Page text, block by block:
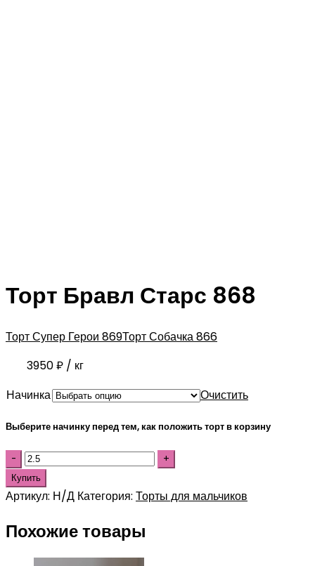
Торт Бравл Старс 868
Торт Супер Герои 869Торт Собачка 866
3950₽ / кг
Начинка
Очистить
Выберите начинку перед тем, как положить торт в корзину
Купить
Артикул: Н/Д Категория: Торты для мальчиков
Похожие товары